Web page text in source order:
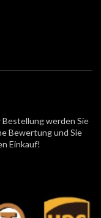
werden Sie
Bewertung und Sie
Einkauf!